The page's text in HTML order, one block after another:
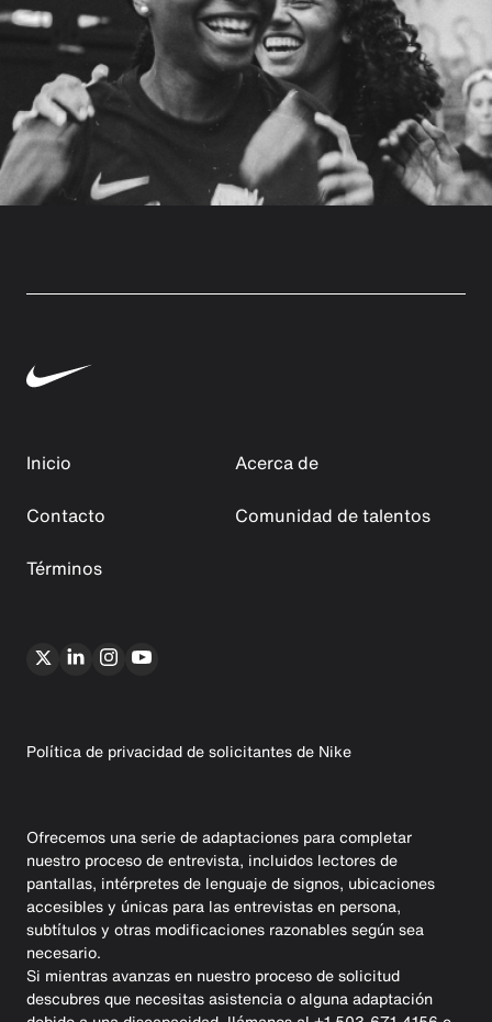
Inicio
Acerca de
Contacto
Comunidad de talentos
Términos
Política de privacidad de solicitantes de Nike
Ofrecemos una serie de adaptaciones para completar
nuestro proceso de entrevista, incluidos lectores de
pantallas, intérpretes de lenguaje de signos, ubicaciones
accesibles y únicas para las entrevistas en persona,
subtítulos y otras modificaciones razonables según sea
necesario.
Si mientras avanzas en nuestro proceso de solicitud
descubres que necesitas asistencia o alguna adaptación